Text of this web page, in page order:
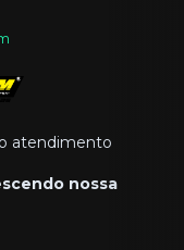
atendimento
nossa